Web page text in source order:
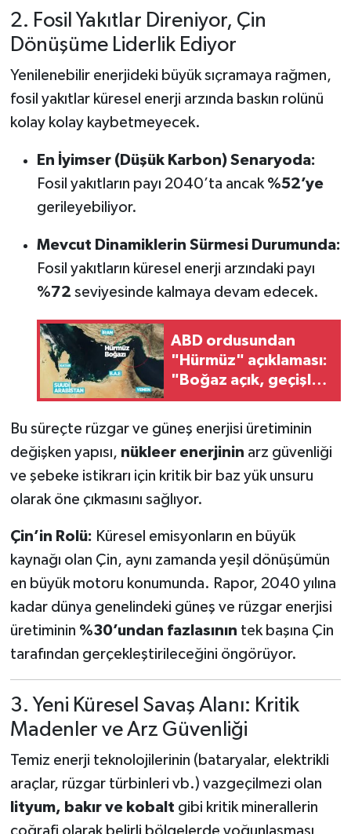
2. Fosil Yakıtlar Direniyor, Çin
Dönüşüme Liderlik Ediyor
Yenilenebilir enerjideki büyük sıçramaya rağmen,
fosil yakıtlar küresel enerji arzında baskın rolünü
kolay kolay kaybetmeyecek.
En İyimser (Düşük Karbon) Senaryoda:
Fosil yakıtların payı 2040’ta ancak %52’ye
gerileyebiliyor.
Mevcut Dinamiklerin Sürmesi Durumunda:
Fosil yakıtların küresel enerji arzındaki payı
%72 seviyesinde kalmaya devam edecek.
ABD ordusundan
"Hürmüz" açıklaması:
"Boğaz açık, geçişler
devam ediyor"
Bu süreçte rüzgar ve güneş enerjisi üretiminin
değişken yapısı, nükleer enerjinin arz güvenliği
ve şebeke istikrarı için kritik bir baz yük unsuru
olarak öne çıkmasını sağlıyor.
Çin’in Rolü: Küresel emisyonların en büyük
kaynağı olan Çin, aynı zamanda yeşil dönüşümün
en büyük motoru konumunda. Rapor, 2040 yılına
kadar dünya genelindeki güneş ve rüzgar enerjisi
üretiminin %30’undan fazlasının tek başına Çin
tarafından gerçekleştirileceğini öngörüyor.
3. Yeni Küresel Savaş Alanı: Kritik
Madenler ve Arz Güvenliği
Temiz enerji teknolojilerinin (bataryalar, elektrikli
araçlar, rüzgar türbinleri vb.) vazgeçilmezi olan
lityum, bakır ve kobalt gibi kritik minerallerin